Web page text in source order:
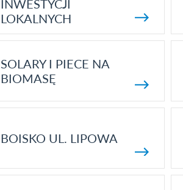
INWESTYCJI
LOKALNYCH
SOLARY I PIECE NA
BIOMASĘ
BOISKO UL. LIPOWA